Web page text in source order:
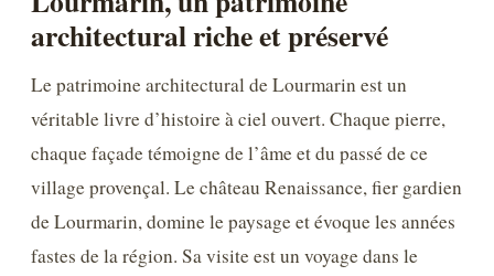
architectural riche et préservé
Le patrimoine architectural de Lourmarin est un
véritable livre d’histoire à ciel ouvert. Chaque pierre,
chaque façade témoigne de l’âme et du passé de ce
village provençal. Le château Renaissance, fier gardien
de Lourmarin, domine le paysage et évoque les années
fastes de la région. Sa visite est un voyage dans le